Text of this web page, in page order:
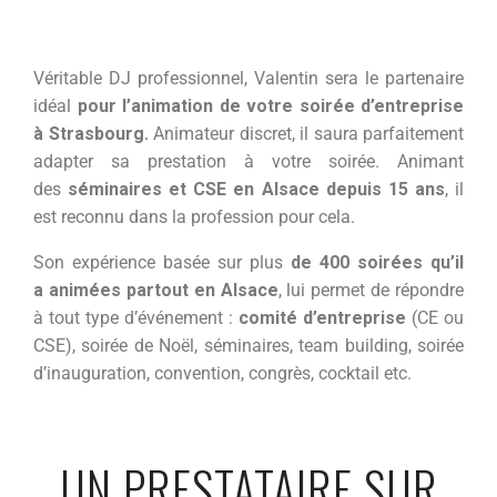
Véritable DJ professionnel, Valentin sera le partenaire
idéal pour l’animation de votre soirée d’entreprise
à Strasbourg. Animateur discret, il saura parfaitement
adapter sa prestation à votre soirée. Animant
des séminaires et CSE en Alsace depuis 15 ans, il
est reconnu dans la profession pour cela.
Son expérience basée sur plus de 400 soirées qu’il
a animées partout en Alsace, lui permet de répondre
à tout type d’événement : comité d’entreprise (CE ou
CSE), soirée de Noël, séminaires, team building, soirée
d’inauguration, convention, congrès, cocktail etc.